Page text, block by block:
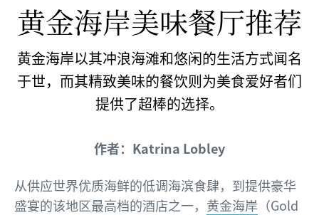
黄金海岸美味餐厅推荐
黄金海岸以其冲浪海滩和悠闲的生活方式闻名
于世，而其精致美味的餐饮则为美食爱好者们
提供了超棒的选择。
作者：Katrina Lobley
从供应世界优质海鲜的低调海滨食肆，到提供豪华
盛宴的该地区最高档的酒店之一， 黄金海岸 （Gold